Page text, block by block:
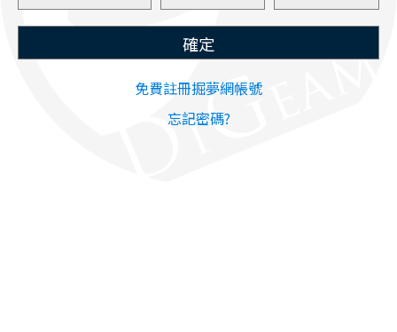
確定
免費註冊掘夢網帳號
忘記密碼?